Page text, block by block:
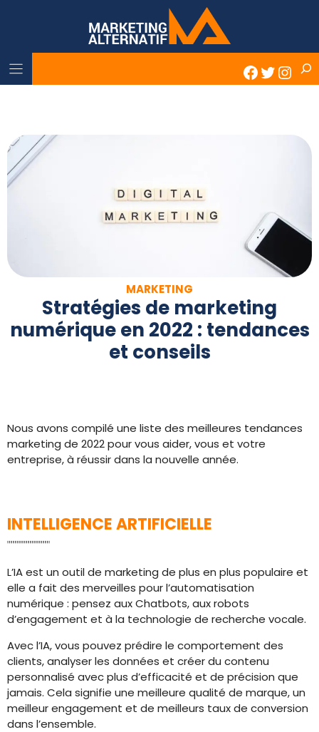
Twitter
MARKETING
Stratégies de marketing
numérique en 2022 : tendances
et conseils
Nous avons compilé une liste des meilleures tendances
marketing de 2022 pour vous aider, vous et votre
entreprise, à réussir dans la nouvelle année.
INTELLIGENCE ARTIFICIELLE
L’IA est un outil de marketing de plus en plus populaire et
elle a fait des merveilles pour l’automatisation
numérique : pensez aux Chatbots, aux robots
d’engagement et à la technologie de recherche vocale.
Avec l’IA, vous pouvez prédire le comportement des
clients, analyser les données et créer du contenu
personnalisé avec plus d’efficacité et de précision que
jamais. Cela signifie une meilleure qualité de marque, un
meilleur engagement et de meilleurs taux de conversion
dans l’ensemble.